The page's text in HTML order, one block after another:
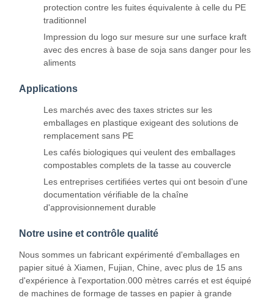
L'usine
protection contre les fuites équivalente à celle du PE
traditionnel
Impression du logo sur mesure sur une surface kraft
avec des encres à base de soja sans danger pour les
aliments
Applications
Les marchés avec des taxes strictes sur les
emballages en plastique exigeant des solutions de
remplacement sans PE
Les cafés biologiques qui veulent des emballages
compostables complets de la tasse au couvercle
Les entreprises certifiées vertes qui ont besoin d'une
documentation vérifiable de la chaîne
d'approvisionnement durable
Notre usine et contrôle qualité
Nous sommes un fabricant expérimenté d'emballages en
papier situé à Xiamen, Fujian, Chine, avec plus de 15 ans
d'expérience à l'exportation.000 mètres carrés et est équipé
de machines de formage de tasses en papier à grande